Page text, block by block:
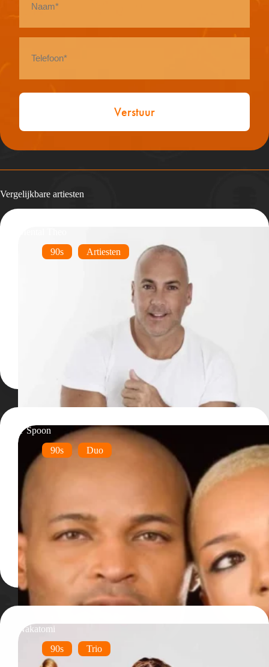
Vergelijkbare artiesten
90s
Artiesten
T Spoon
90s
Duo
Nakatomi
90s
Trio